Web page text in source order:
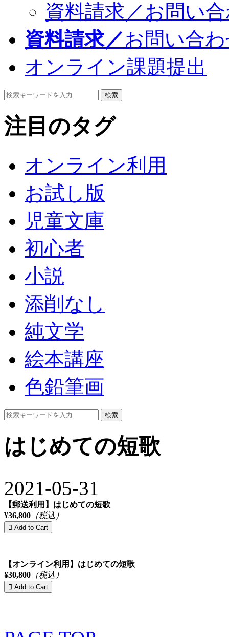
資料請求／お問い
資料請求／お問い合
オンライン課題提出
検索
注目のタグ
オンライン利用
お試し版
児童文庫
初心者
小説
添削なし
純文学
絵本講座
色鉛筆画
検索
はじめての短歌
2021-05-31
【郵送利用】はじめての短歌
¥36,800 （税込）
【オンライン利用】はじめての短歌
¥30,800 （税込）